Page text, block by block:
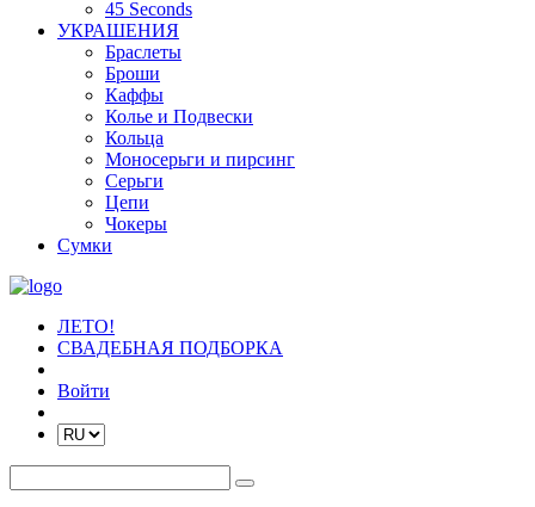
45 Seconds
УКРАШЕНИЯ
Браслеты
Броши
Каффы
Колье и Подвески
Кольца
Моносерьги и пирсинг
Серьги
Цепи
Чокеры
Сумки
ЛЕТО!
СВАДЕБНАЯ ПОДБОРКА
Войти